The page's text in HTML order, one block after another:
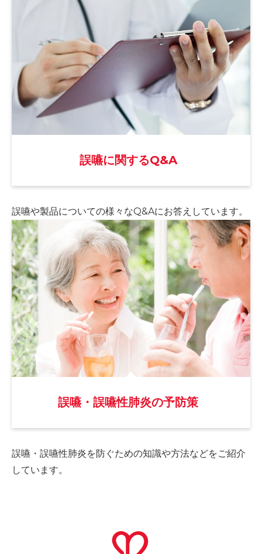
誤嚥に関するQ&A
誤嚥や製品についての様々なQ&Aにお答えしています。
誤嚥・誤嚥性肺炎の予防策
誤嚥・誤嚥性肺炎を防ぐための知識や方法などをご紹介
しています。